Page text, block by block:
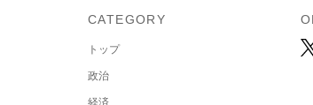
CATEGORY
トップ
政治
経済